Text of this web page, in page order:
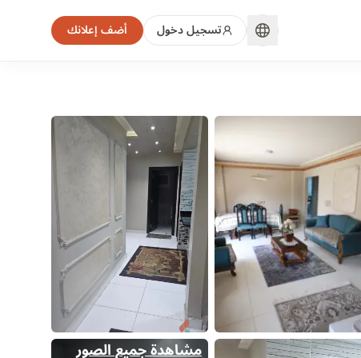
تسجيل دخول أضف إعلانك
مشاهدة جميع الصور